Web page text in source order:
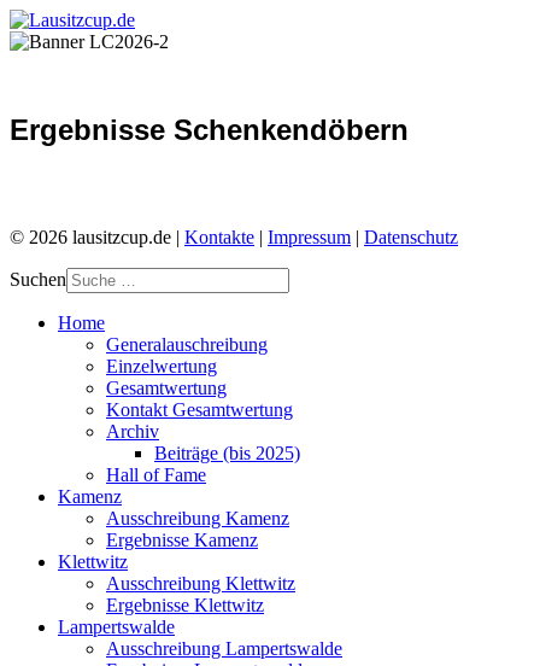
Ergebnisse Schenkendöbern
© 2026 lausitzcup.de | Kontakte | Impressum | Datenschutz
Suchen
Home
Generalauschreibung
Einzelwertung
Gesamtwertung
Kontakt Gesamtwertung
Archiv
Beiträge (bis 2025)
Hall of Fame
Kamenz
Ausschreibung Kamenz
Ergebnisse Kamenz
Klettwitz
Ausschreibung Klettwitz
Ergebnisse Klettwitz
Lampertswalde
Ausschreibung Lampertswalde